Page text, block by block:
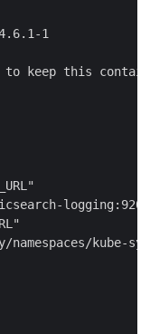
1
keep this
namespaces/kube-